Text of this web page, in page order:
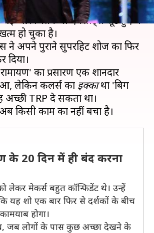
सभी फिल्मों और टीवी सीरियल्स की
गई और जितने भी एपसोड्स शूट हुए थे
हो चुका है।
ने अपने पुराने सुपरहिट शोज का फिर
दिया।
का प्रसारण एक शानदार
लेकिन कलर्स का इक्काथा 'बिग
अच्छी TRP दे सकता था।
के 20 दिन में ही बंद करना
लेकर मेकर्स बहुत कॉन्फिडेंट थे। उन्हें
यह शो एक बार फिर से दर्शकों के बीच
होगा।
जब लोगों के पास कुछ अच्छा देखने के